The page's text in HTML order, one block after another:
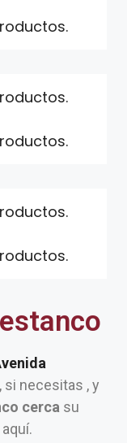
, si necesitas , y
cerca su